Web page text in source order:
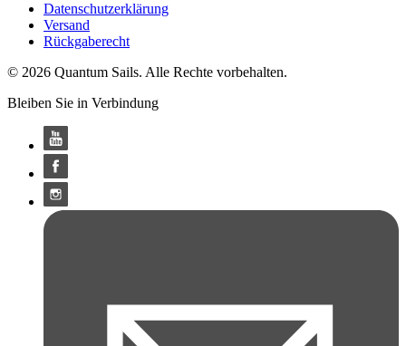
Datenschutzerklärung
Versand
Rückgaberecht
© 2026 Quantum Sails. Alle Rechte vorbehalten.
Bleiben Sie in Verbindung